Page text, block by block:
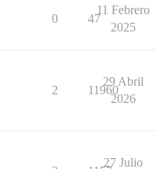
0 47
11 Febrero
2025
2 11960
29 Abril
2026
27 Julio